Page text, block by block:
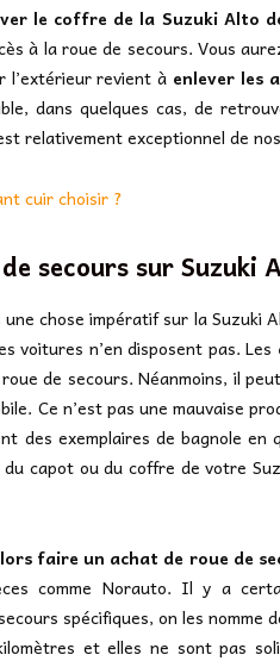
le coffre de la Suzuki Alto
à la roue de secours. Vous
l’extérieur revient à enlever les
dans quelques cas, de
relativement exceptionnel de
cuir choisir ?
secours sur
chose impératif sur la Suzuki
voitures n’en disposent pas. Les
de secours. Néanmoins, il
Ce n’est pas une mauvaise
des exemplaires de bagnole
capot ou du coffre de votre
faire un achat de roue de
comme Norauto. Il y a
spécifiques, on les nomme
et elles ne sont pas